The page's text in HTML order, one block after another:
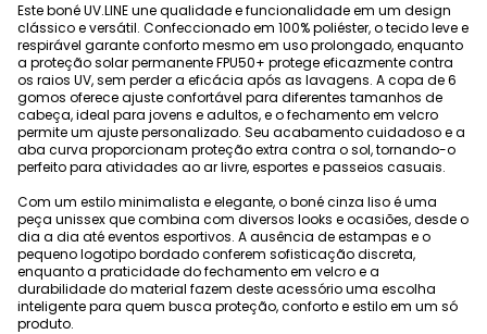
Este boné UV.LINE une qualidade e funcionalidade em um design
clássico e versátil. Confeccionado em 100% poliéster, o tecido leve e
respirável garante conforto mesmo em uso prolongado, enquanto
a proteção solar permanente FPU50+ protege eficazmente contra
os raios UV, sem perder a eficácia após as lavagens. A copa de 6
gomos oferece ajuste confortável para diferentes tamanhos de
cabeça, ideal para jovens e adultos, e o fechamento em velcro
permite um ajuste personalizado. Seu acabamento cuidadoso e a
aba curva proporcionam proteção extra contra o sol, tornando-o
perfeito para atividades ao ar livre, esportes e passeios casuais.
Com um estilo minimalista e elegante, o boné cinza liso é uma
peça unissex que combina com diversos looks e ocasiões, desde o
dia a dia até eventos esportivos. A ausência de estampas e o
pequeno logotipo bordado conferem sofisticação discreta,
enquanto a praticidade do fechamento em velcro e a
durabilidade do material fazem deste acessório uma escolha
inteligente para quem busca proteção, conforto e estilo em um só
produto.